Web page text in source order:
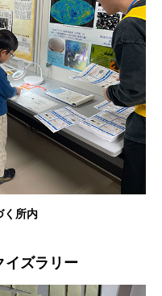
く所内
イズラリー